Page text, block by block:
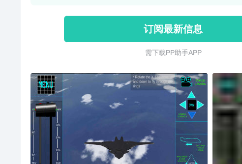
订阅最新信息
需 下 载 P P 助 手 A P P